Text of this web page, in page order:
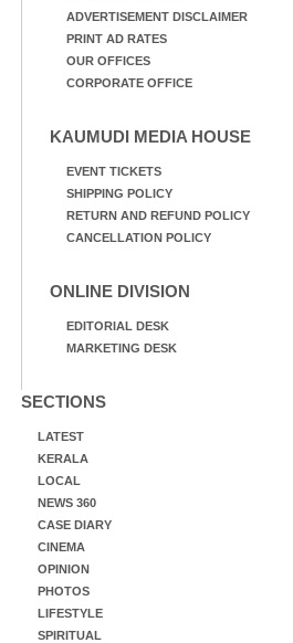
ADVERTISEMENT DISCLAIMER
PRINT AD RATES
OUR OFFICES
CORPORATE OFFICE
KAUMUDI MEDIA HOUSE
EVENT TICKETS
SHIPPING POLICY
RETURN AND REFUND POLICY
CANCELLATION POLICY
ONLINE DIVISION
EDITORIAL DESK
MARKETING DESK
SECTIONS
LATEST
KERALA
LOCAL
NEWS 360
CASE DIARY
CINEMA
OPINION
PHOTOS
LIFESTYLE
SPIRITUAL